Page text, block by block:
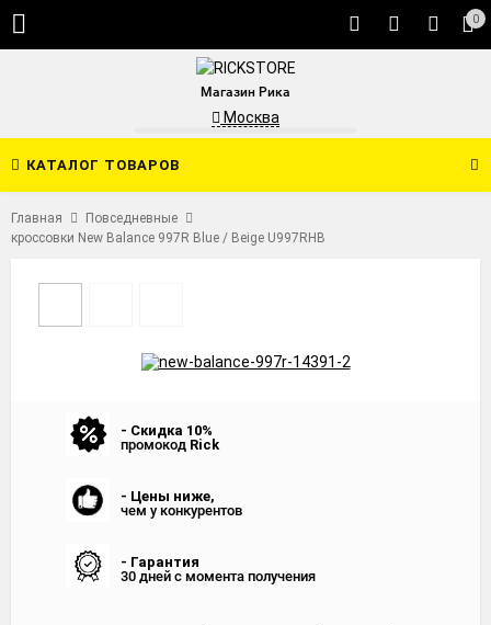
0
Магазин Рика
Москва
КАТАЛОГ ТОВАРОВ
Главная
Повседневные
кроссовки New Balance 997R Blue / Beige U997RHB
- Скидка 10%
промокод Rick
- Цены ниже,
чем у конкурентов
- Гарантия
30 дней с момента получения